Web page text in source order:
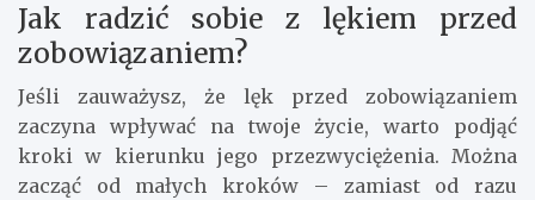
Jak radzić sobie z lękiem przed
zobowiązaniem?
Jeśli zauważysz, że lęk przed zobowiązaniem
zaczyna wpływać na twoje życie, warto podjąć
kroki w kierunku jego przezwyciężenia. Można
zacząć od małych kroków – zamiast od razu